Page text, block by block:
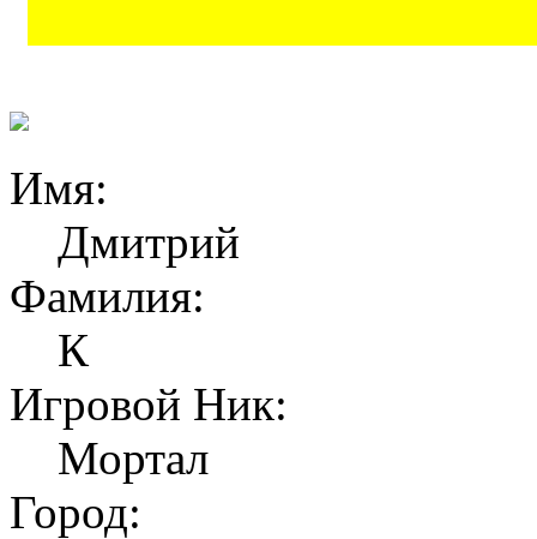
Имя:
Дмитрий
Фамилия:
К
Игровой Ник:
Мортал
Город: